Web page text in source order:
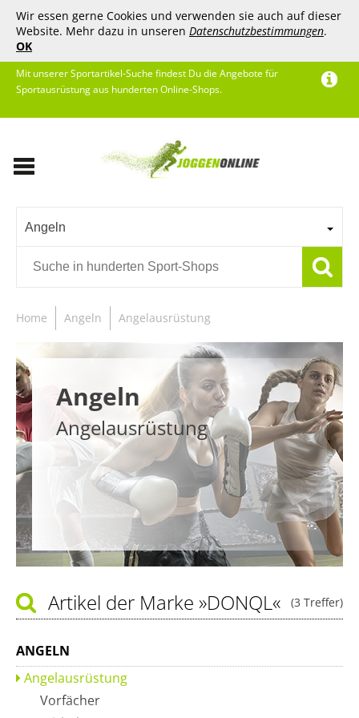
Wir essen gerne Cookies und verwenden sie auch auf dieser
Website. Mehr dazu in unseren Datenschutzbestimmungen.
OK
Mit unserer Sportartikel-Suche findest Du die Angebote für
Sportausrüstung aus hunderten Online-Shops.
Angeln
Home Angeln Angelausrüstung
Angeln
Angelausrüstung
(3 Treffer)
Artikel der Marke »DONQL«
ANGELN
Angelausrüstung
Vorfächer